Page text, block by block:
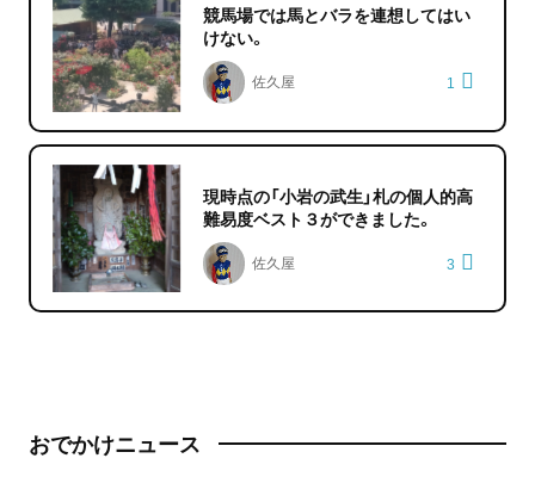
競馬場では馬とバラを連想してはい
けない。
佐久屋 1
現時点の「小岩の武生」札の個人的高
難易度ベスト３ができました。
佐久屋 3
おでかけニュース